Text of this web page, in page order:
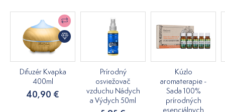
Difuzér Kvapka
400ml
40,90 €
Prírodný
osviežovač
vzduchu Nádych
a Výdych 50ml
Kúzlo
aromaterapie -
Sada 100%
prírodných
esenciálnych